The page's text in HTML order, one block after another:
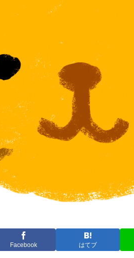
Facebook はてブ